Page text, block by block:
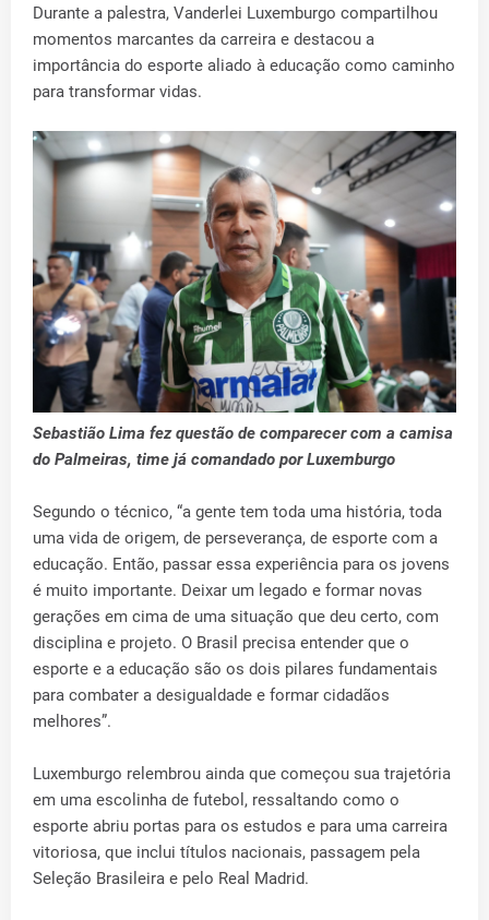
Durante a palestra, Vanderlei Luxemburgo compartilhou
momentos marcantes da carreira e destacou a
importância do esporte aliado à educação como caminho
para transformar vidas.
Sebastião Lima fez questão de comparecer com a camisa
do Palmeiras, time já comandado por Luxemburgo
Segundo o técnico, “a gente tem toda uma história, toda
uma vida de origem, de perseverança, de esporte com a
educação. Então, passar essa experiência para os jovens
é muito importante. Deixar um legado e formar novas
gerações em cima de uma situação que deu certo, com
disciplina e projeto. O Brasil precisa entender que o
esporte e a educação são os dois pilares fundamentais
para combater a desigualdade e formar cidadãos
melhores”.
Luxemburgo relembrou ainda que começou sua trajetória
em uma escolinha de futebol, ressaltando como o
esporte abriu portas para os estudos e para uma carreira
vitoriosa, que inclui títulos nacionais, passagem pela
Seleção Brasileira e pelo Real Madrid.